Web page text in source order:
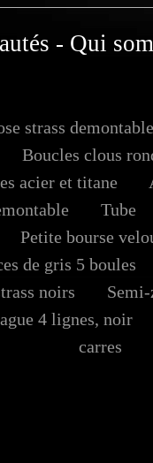
- Qui
strass demontable
Boucles clous
acier et titane
Tube
Petite bourse
de gris 5 boules
noirs
Semi-
4 lignes, noir
carres